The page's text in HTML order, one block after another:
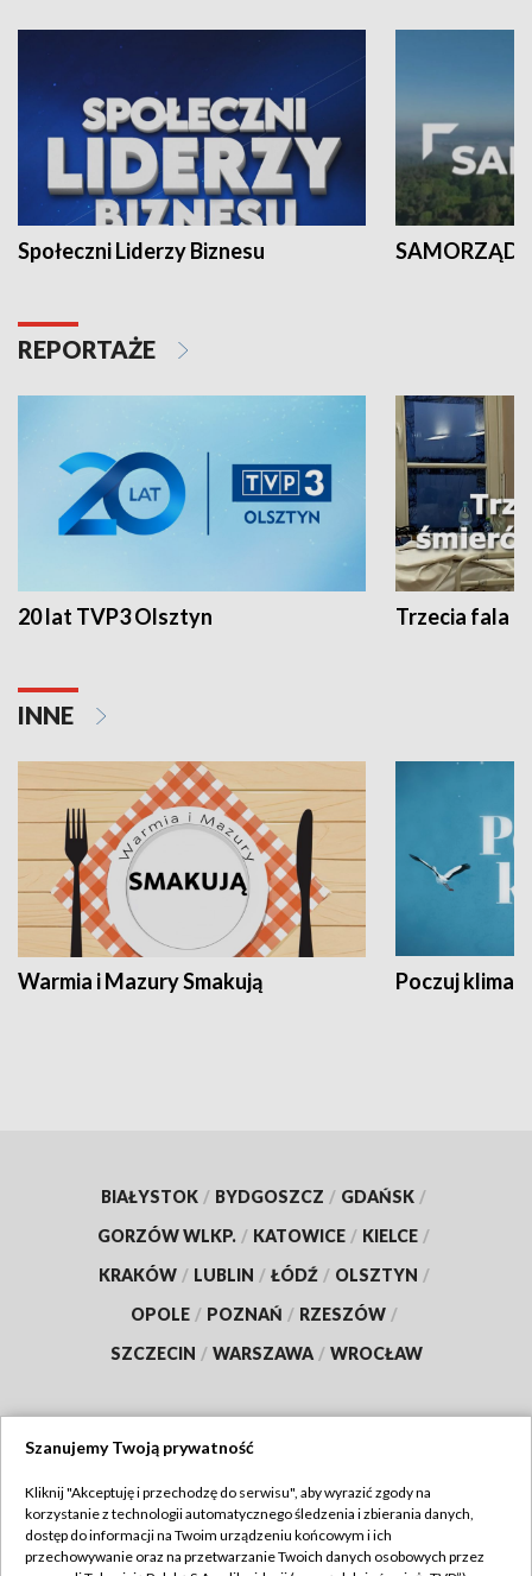
Społeczni Liderzy Biznesu SAMORZĄD
REPORTAŻE
20 lat TVP3 Olsztyn Trzecia fala -
INNE
Warmia i Mazury Smakują Poczuj klimat
BIAŁYSTOK / BYDGOSZCZ / GDAŃSK /
GORZÓW WLKP. / KATOWICE / KIELCE /
KRAKÓW / LUBLIN / ŁÓDŹ / OLSZTYN /
OPOLE / POZNAŃ / RZESZÓW /
SZCZECIN / WARSZAWA / WROCŁAW
TVP
Abonament TVP
Regulamin TVP
Szanujemy Twoją prywatność
Kliknij "Akceptuję i przechodzę do serwisu", aby wyrazić zgody na
korzystanie z technologii automatycznego śledzenia i zbierania danych,
dostęp do informacji na Twoim urządzeniu końcowym i ich
przechowywanie oraz na przetwarzanie Twoich danych osobowych przez